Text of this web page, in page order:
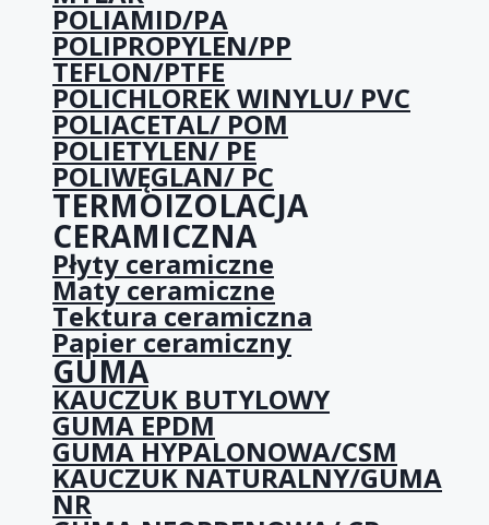
POLIAMID/PA
POLIPROPYLEN/PP
TEFLON/PTFE
POLICHLOREK WINYLU/ PVC
POLIACETAL/ POM
POLIETYLEN/ PE
POLIWĘGLAN/ PC
TERMOIZOLACJA
CERAMICZNA
Płyty ceramiczne
Maty ceramiczne
Tektura ceramiczna
Papier ceramiczny
GUMA
KAUCZUK BUTYLOWY
GUMA EPDM
GUMA HYPALONOWA/CSM
KAUCZUK NATURALNY/GUMA
NR